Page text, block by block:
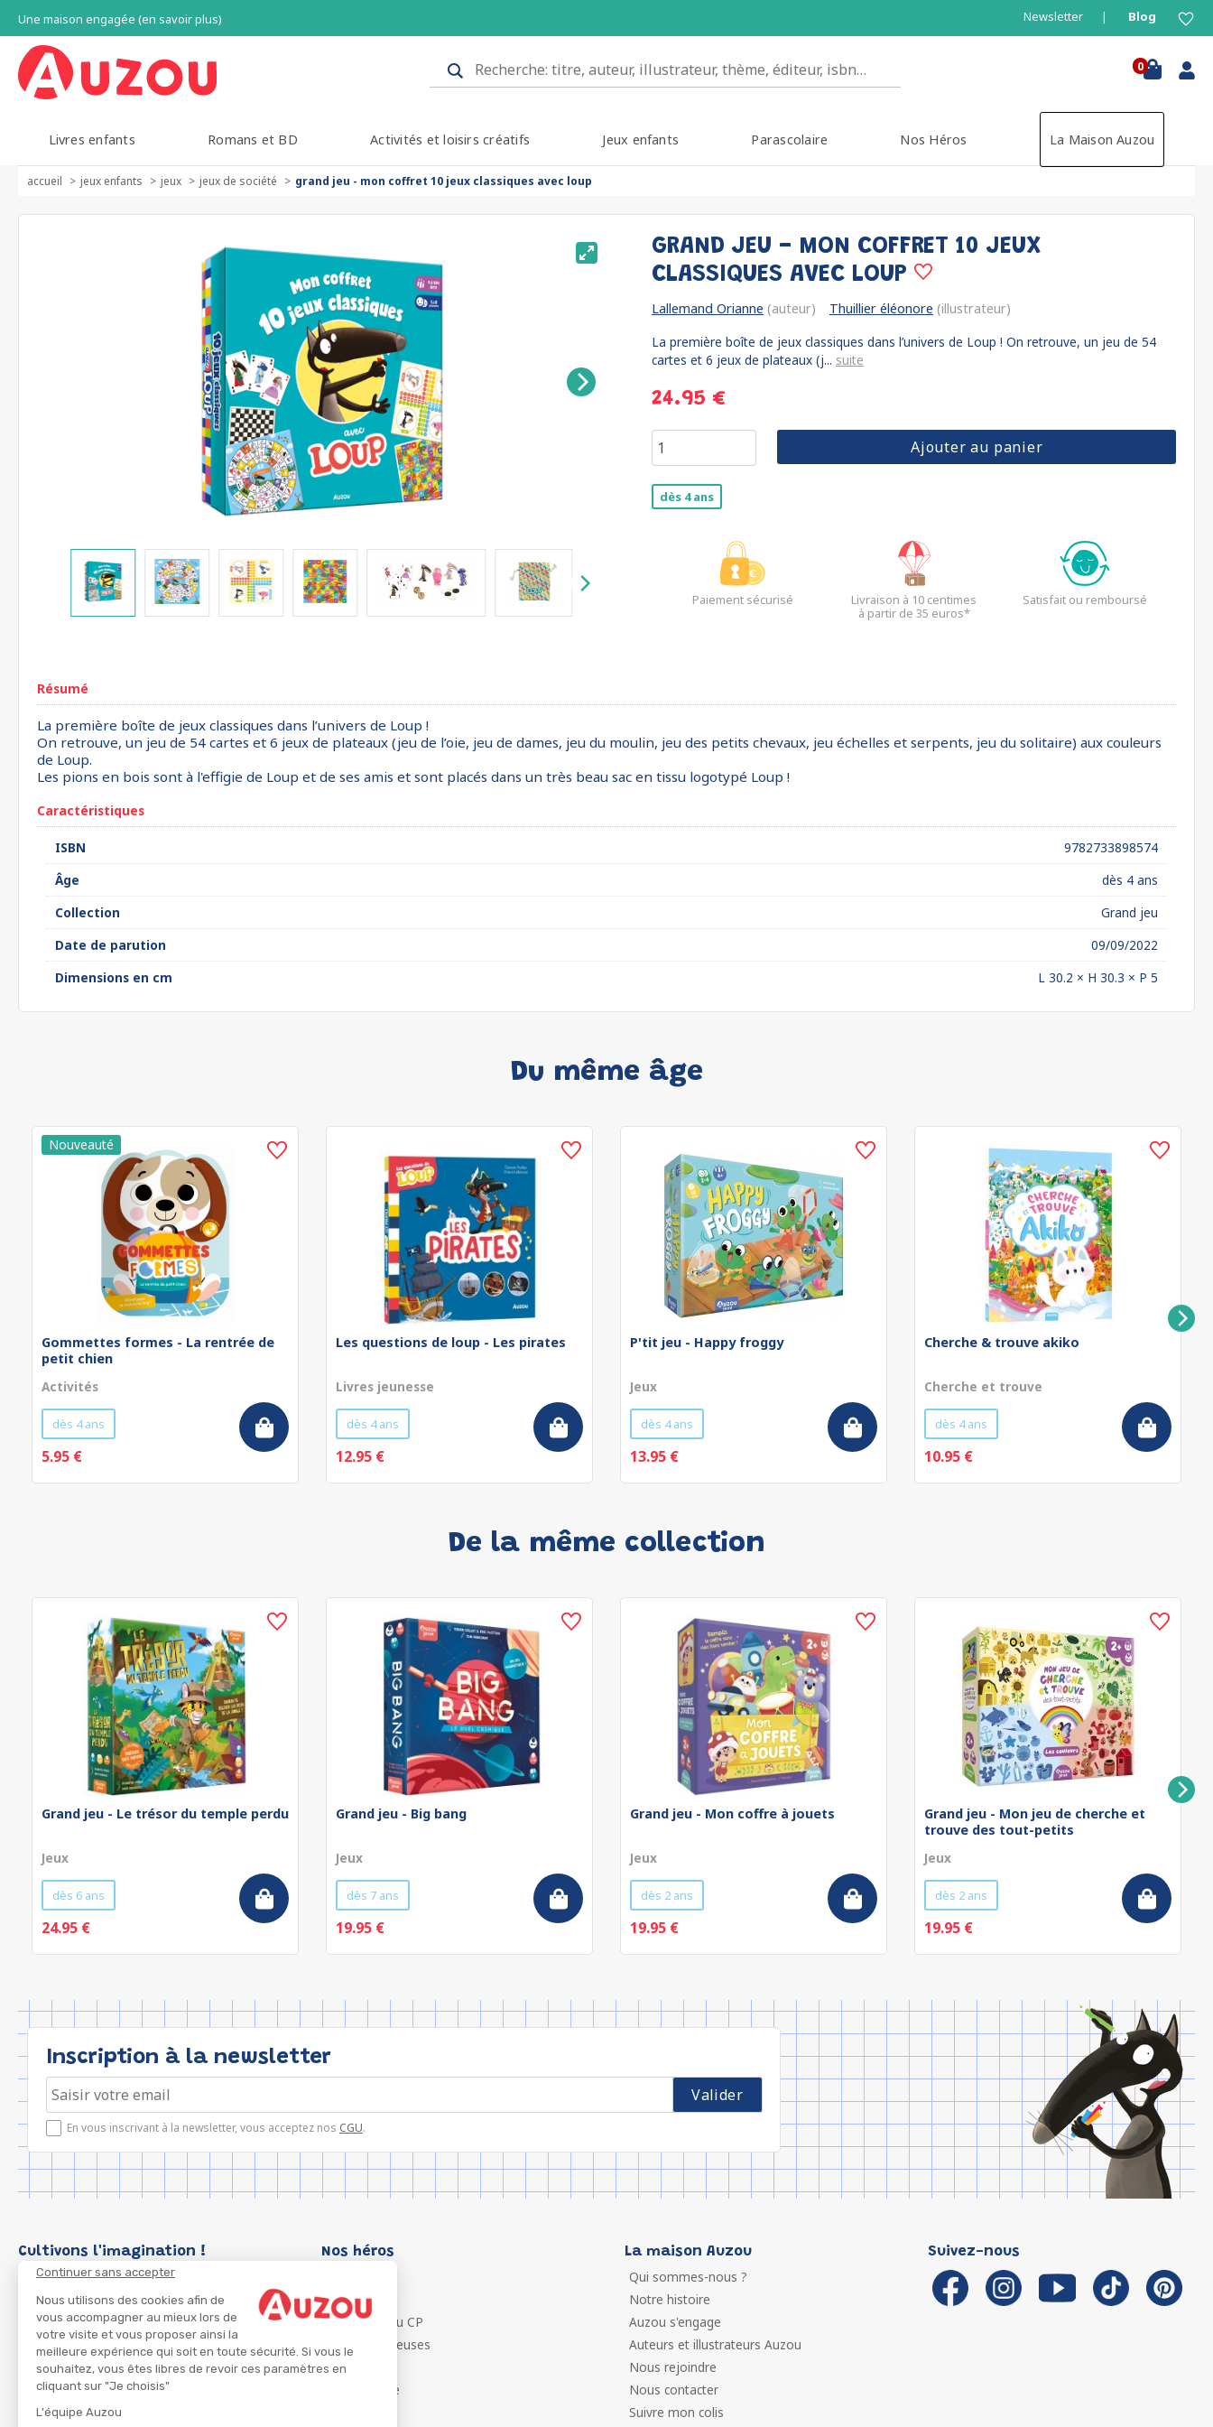
Continuer sans accepter
Nous utilisons des cookies afin de
vous accompagner au mieux lors de
votre visite et vous proposer ainsi la
meilleure expérience qui soit en toute sécurité. Si vous le
souhaitez, vous êtes libres de revoir ces paramètres en
cliquant sur "Je choisis"
L'équipe Auzou
Une maison engagée (en savoir plus) Newsletter Blog
0
Livres enfants Romans et BD Activités et loisirs créatifs Jeux enfants Parascolaire Nos Héros La Maison Auzou
accueil jeux enfants jeux jeux de société grand jeu - mon coffret 10 jeux classiques avec loup
GRAND JEU - MON COFFRET 10 JEUX
CLASSIQUES AVEC LOUP
Lallemand Orianne (auteur) Thuillier éléonore (illustrateur)
La première boîte de jeux classiques dans l’univers de Loup ! On retrouve, un jeu de 54
cartes et 6 jeux de plateaux (j... suite
24.95 €
Ajouter au panier
dès 4 ans
Paiement sécurisé
Livraison à 10 centimes
à partir de 35 euros*
Satisfait ou remboursé
Résumé
La première boîte de jeux classiques dans l’univers de Loup !
On retrouve, un jeu de 54 cartes et 6 jeux de plateaux (jeu de l’oie, jeu de dames, jeu du moulin, jeu des petits chevaux, jeu échelles et serpents, jeu du solitaire) aux couleurs
de Loup.
Les pions en bois sont à l'effigie de Loup et de ses amis et sont placés dans un très beau sac en tissu logotypé Loup !
Caractéristiques
ISBN
9782733898574
Âge
dès 4 ans
Collection
Grand jeu
Date de parution
09/09/2022
Dimensions en cm
L 30.2 × H 30.3 × P 5
Du même âge
Gommettes formes - La rentrée de
petit chien
Activités
dès 4 ans
5.95 €
Les questions de loup - Les pirates
Livres jeunesse
dès 4 ans
12.95 €
P'tit jeu - Happy froggy
Jeux
dès 4 ans
13.95 €
Cherche & trouve akiko
Cherche et trouve
dès 4 ans
10.95 €
De la même collection
Grand jeu - Le trésor du temple perdu
Jeux
dès 6 ans
24.95 €
Grand jeu - Big bang
Jeux
dès 7 ans
19.95 €
Grand jeu - Mon coffre à jouets
Jeux
dès 2 ans
19.95 €
Grand jeu - Mon jeu de cherche et
trouve des tout-petits
Jeux
dès 2 ans
19.95 €
Inscription à la newsletter
En vous inscrivant à la newsletter, vous acceptez nos CGU.
Cultivons l'imagination ! Nos héros
P'tit Loup
Les Héros du CP
Les Influenceuses
Migali
Petite Taupe
La maison Auzou
Qui sommes-nous ?
Notre histoire
Auzou s'engage
Auteurs et illustrateurs Auzou
Nous rejoindre
Nous contacter
Suivre mon colis
Suivez-nous